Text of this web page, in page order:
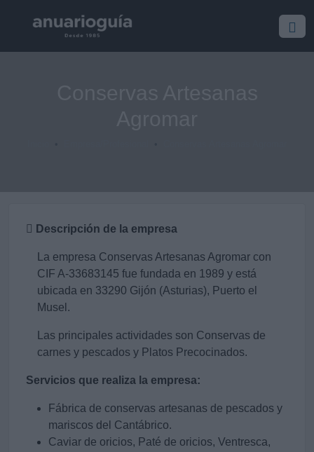
Descripción de la empresa
La empresa Conservas Artesanas Agromar con
CIF A-33683145 fue fundada en 1989 y está
ubicada en 33290 Gijón (Asturias), Puerto el
Musel.
Las principales actividades son Conservas de
carnes y pescados y Platos Precocinados.
Servicios que realiza la empresa:
Fábrica de conservas artesanas de pescados y
mariscos del Cantábrico.
Caviar de oricios, Paté de oricios, Ventresca,